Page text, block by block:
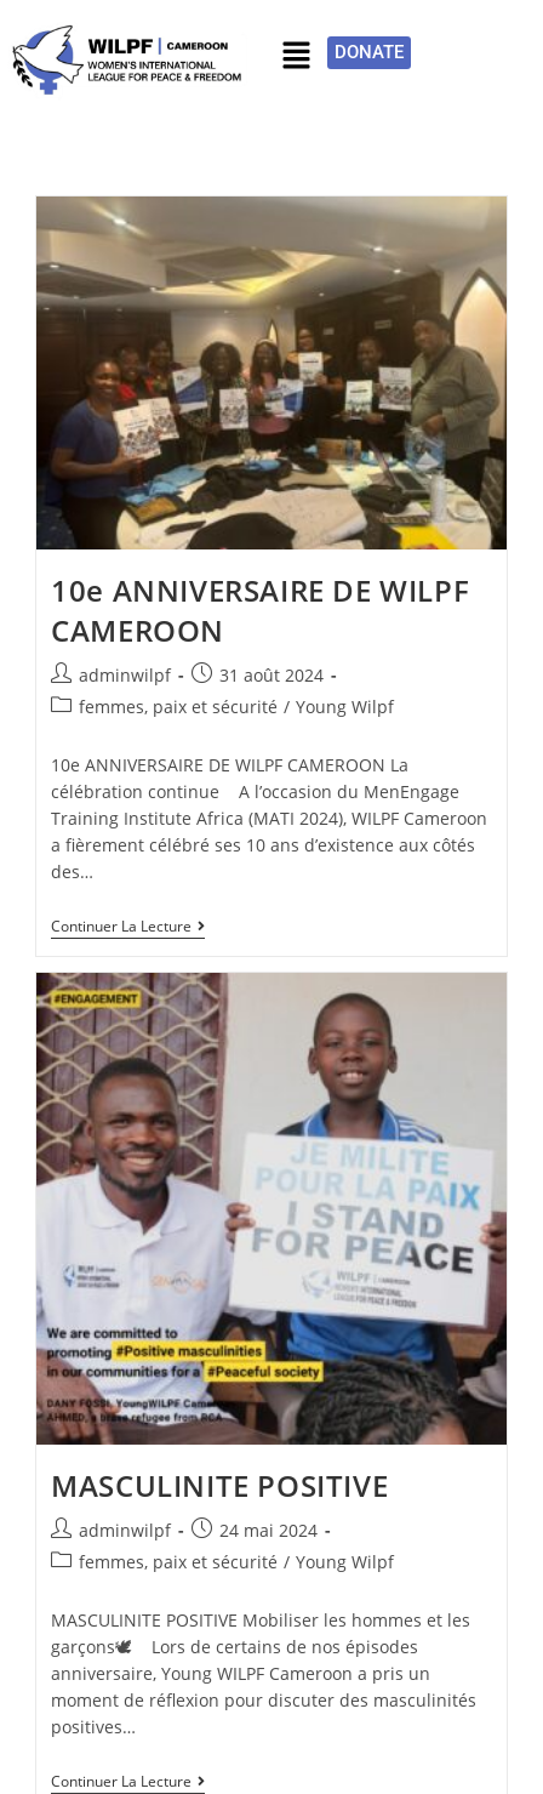
DONATE
10e ANNIVERSAIRE DE WILPF
CAMEROON
adminwilpf
31 août 2024
femmes, paix et sécurité / Young Wilpf
10e ANNIVERSAIRE DE WILPF CAMEROON La
célébration continue A l’occasion du MenEngage
Training Institute Africa (MATI 2024), WILPF Cameroon
a fièrement célébré ses 10 ans d’existence aux côtés
des…
Continuer La Lecture
MASCULINITE POSITIVE
adminwilpf
24 mai 2024
femmes, paix et sécurité / Young Wilpf
MASCULINITE POSITIVE Mobiliser les hommes et les
garçons🕊 Lors de certains de nos épisodes
anniversaire, Young WILPF Cameroon a pris un
moment de réflexion pour discuter des masculinités
positives…
Continuer La Lecture